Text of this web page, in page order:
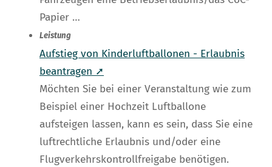
Papier …
Leistung
Aufstieg von Kinderluftballonen - Erlaubnis
beantragen ➚
Möchten Sie bei einer Veranstaltung wie zum
Beispiel einer Hochzeit Luftballone
aufsteigen lassen, kann es sein, dass Sie eine
luftrechtliche Erlaubnis und/oder eine
Flugverkehrskontrollfreigabe benötigen.